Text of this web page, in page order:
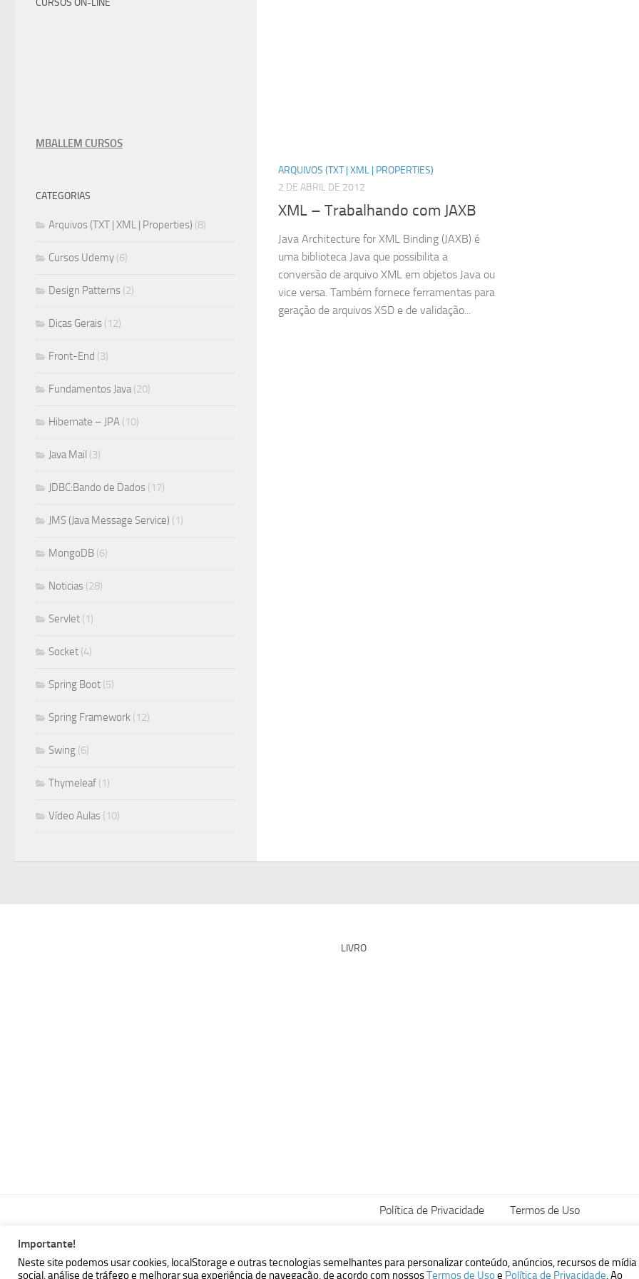
ARQUIVOS (TXT | XML | PROPERTIES)
2 DE ABRIL DE 2012
XML – Trabalhando com JAXB
Java Architecture for XML Binding (JAXB) é
uma biblioteca Java que possibilita a
conversão de arquivo XML em objetos Java ou
vice versa. Também fornece ferramentas para
geração de arquivos XSD e de validação...
CURSOS ON-LINE
MBALLEM CURSOS
CATEGORIAS
Arquivos (TXT | XML | Properties) (8)
Cursos Udemy (6)
Design Patterns (2)
Dicas Gerais (12)
Front-End (3)
Fundamentos Java(20)
Hibernate – JPA (10)
Java Mail (3)
JDBC:Bando de Dados (17)
JMS (Java Message Service) (1)
MongoDB (6)
Noticias (28)
Servlet (1)
Socket (4)
Spring Boot (5)
Spring Framework (12)
Swing (6)
Thymeleaf (1)
Vídeo Aulas (10)
LIVRO
Política de Privacidade Termos de Uso
MBallem | Programando com Java © 2026. Todos Direitos Reservados.
Powered by - Designed with theHueman theme
Importante!
Neste site podemos usar cookies, localStorage e outras tecnologias semelhantes para personalizar conteúdo, anúncios, recursos de mídia
social, análise de tráfego e melhorar sua experiência de navegação, de acordo com nossosTermos de Usoe Política de Privacidade. Ao